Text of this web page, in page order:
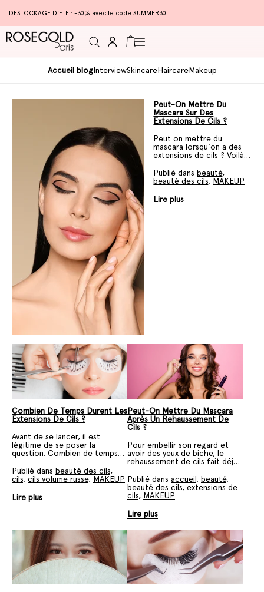
DESTOCKAGE D'ETE : -30% avec le code SUMMER30
ConnexionPanier
Accueil blogInterviewSkincareHaircareMakeup
Peut-On Mettre Du
Mascara Sur Des
Extensions De Cils ?
Peut on mettre du
mascara lorsqu'on a des
extensions de cils ? Voilà
plus amples explications.
Publié dans beauté,
beauté des cils, MAKEUP
Lire plus
Combien De Temps Durent Les
Extensions De Cils ?
Avant de se lancer, il est
légitime de se poser la
question. Combien de temps
avant de tomber ? Petit point
pratique.
Publié dans beauté des cils,
cils, cils volume russe, MAKEUP
Lire plus
Peut-On Mettre Du Mascara
Après Un Rehaussement De
Cils ?
Pour embellir son regard et
avoir des yeux de biche, le
rehaussement de cils fait déjà
Cette technique chimique
allonge les cils pour une allure
glamour mais permet-elle de
vous vous posez la question,
vous êtes bien tombé !
Publié dans accueil , beauté,
beauté des cils, extensions de
cils, MAKEUP
Lire plus